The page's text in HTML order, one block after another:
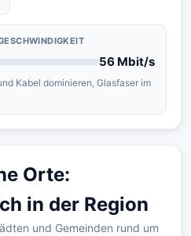
56 Mbit/s
Kabel dominieren, Glasfaser im
Orte:
in der Region
und Gemeinden rund um